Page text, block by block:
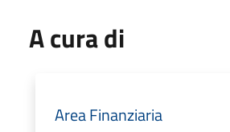
A cura di
Area Finanziaria